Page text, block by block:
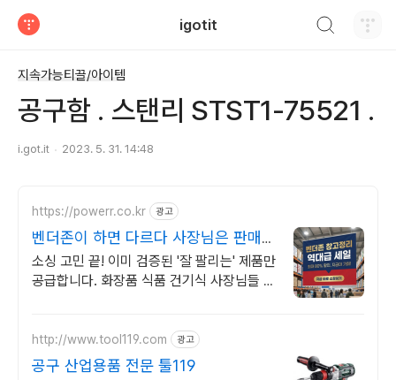
igotit
지속가능티끌/아이템
공구함 . 스탠리 STST1-75521 .
i.got.it 2023. 5. 31. 14:48
https://powerr.co.kr 광고
벤더존이 하면 다르다 사장님은 판매에
만 집중하세요
소싱 고민 끝! 이미 검증된 '잘 팔리는' 제품만
공급합니다. 화장품 식품 건기식 사장님들 사
http://www.tool119.com 광고
공구 산업용품 전문 툴119